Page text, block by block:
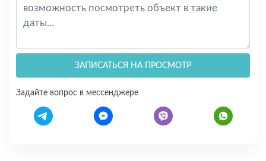
ЗАПИСАТЬСЯ НА ПРОСМОТР
Задайте вопрос в мессенджере